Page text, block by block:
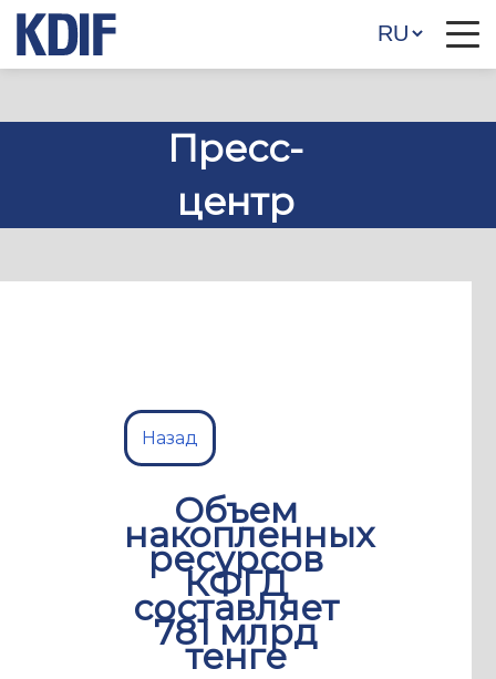
Пресс-
центр
Назад
Объем
накопленных
ресурсов
КФГД
составляет
781 млрд
тенге